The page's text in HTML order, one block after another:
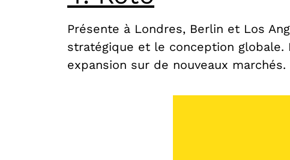
Présente à Londres, Berlin et Los
stratégique et le conception
expansion sur de nouveaux marchés.